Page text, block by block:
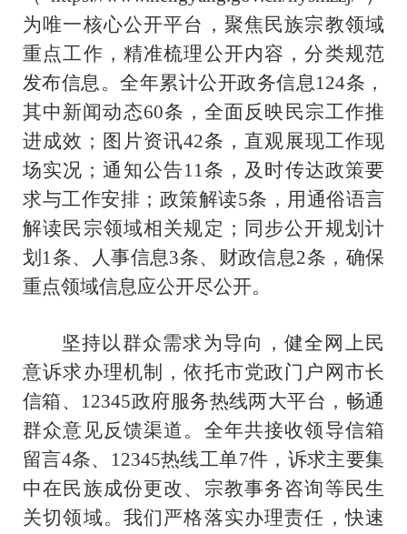
为唯一核心公开平台，聚焦民族宗教领域
重点工作，精准梳理公开内容，分类规范
发布信息。全年累计公开政务信息124条，
其中新闻动态60条，全面反映民宗工作推
进成效；图片资讯42条，直观展现工作现
场实况；通知公告11条，及时传达政策要
求与工作安排；政策解读5条，用通俗语言
解读民宗领域相关规定；同步公开规划计
划1条、人事信息3条、财政信息2条，确保
重点领域信息应公开尽公开。
坚持以群众需求为导向，健全网上民
意诉求办理机制，依托市党政门户网市长
信箱、12345政府服务热线两大平台，畅通
群众意见反馈渠道。全年共接收领导信箱
留言4条、12345热线工单7件，诉求主要集
中在民族成份更改、宗教事务咨询等民生
关切领域。我们严格落实办理责任，快速